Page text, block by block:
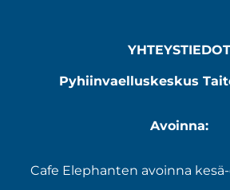
YHTEYSTIEDOT
Pyhiinvaelluskeskus
Avoinna:
Cafe Elephanten avoinna